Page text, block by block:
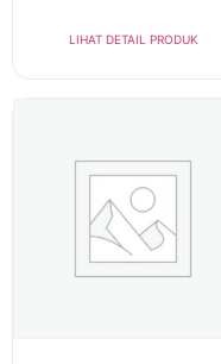
LIHAT DETAIL PRODUK